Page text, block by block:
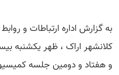
به گزارش اداره ارتباطات و
و هفتاد و دومین جلسه